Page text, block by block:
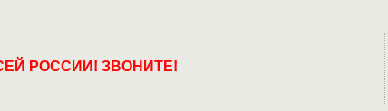
РОССИИ! ЗВОНИТЕ!